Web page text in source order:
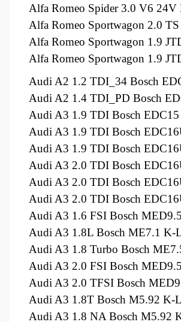
Alfa Romeo Spider 3.0 V6
Alfa Romeo Sportwagon 2.0
Alfa Romeo Sportwagon 1.9
Alfa Romeo Sportwagon 1.9
Audi A2 1.2 TDI_34 Bosch
Audi A2 1.4 TDI_PD Bosch
Audi A3 1.9 TDI Bosch
Audi A3 1.9 TDI Bosch
Audi A3 1.9 TDI Bosch
Audi A3 2.0 TDI Bosch
Audi A3 2.0 TDI Bosch
Audi A3 2.0 TDI Bosch
Audi A3 1.6 FSI Bosch
Audi A3 1.8L Bosch ME7.1 K-
Audi A3 1.8 Turbo Bosch
Audi A3 2.0 FSI Bosch
Audi A3 2.0 TFSI Bosch
Audi A3 1.8T Bosch M5.92 K-
Audi A3 1.8 NA Bosch M5.92